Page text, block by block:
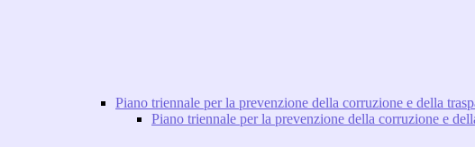
Piano triennale per la prevenzione della corruzione e della
Piano triennale per la prevenzione della corruzione e